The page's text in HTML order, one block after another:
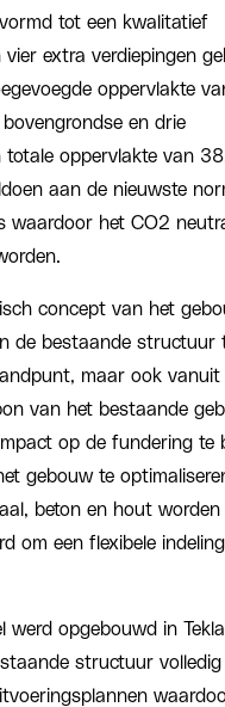
tot een kwalitatief
extra verdiepingen
oppervlakte
en drie
totale oppervlakte van
aan de nieuwste
waardoor het CO2
concept van het
de bestaande structuur
maar ook vanuit
van het bestaande
op de fundering te
gebouw te
beton en hout worden
om een flexibele
werd opgebouwd in Tekla
structuur volledig